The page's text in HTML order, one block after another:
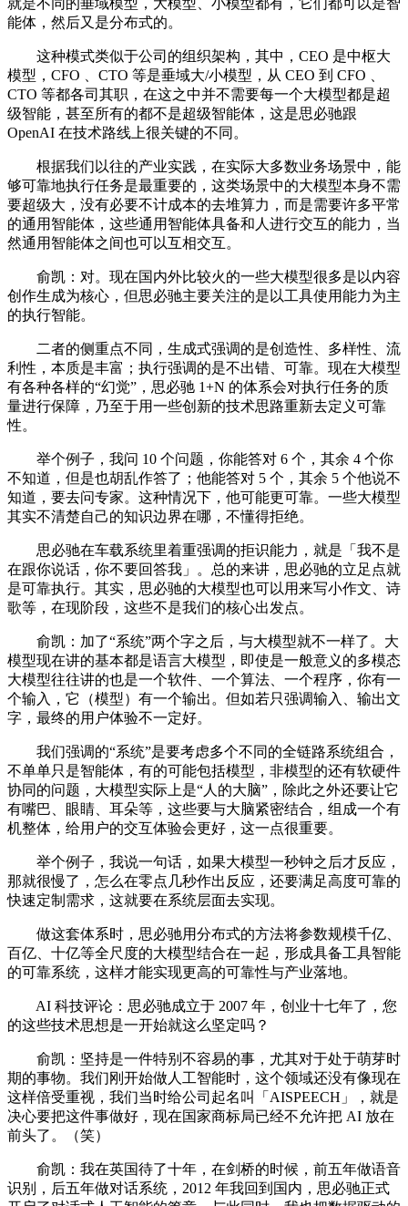
就是不同的垂域模型，大模型、小模型都有，它们都可以是智
能体，然后又是分布式的。
这种模式类似于公司的组织架构，其中，CEO 是中枢大
模型，CFO 、CTO 等是垂域大/小模型，从 CEO 到 CFO 、
CTO 等都各司其职，在这之中并不需要每一个大模型都是超
级智能，甚至所有的都不是超级智能体，这是思必驰跟
OpenAI 在技术路线上很关键的不同。
根据我们以往的产业实践，在实际大多数业务场景中，能
够可靠地执行任务是最重要的，这类场景中的大模型本身不需
要超级大，没有必要不计成本的去堆算力，而是需要许多平常
的通用智能体，这些通用智能体具备和人进行交互的能力，当
然通用智能体之间也可以互相交互。
俞凯：对。现在国内外比较火的一些大模型很多是以内容
创作生成为核心，但思必驰主要关注的是以工具使用能力为主
的执行智能。
二者的侧重点不同，生成式强调的是创造性、多样性、流
利性，本质是丰富；执行强调的是不出错、可靠。现在大模型
有各种各样的“幻觉”，思必驰 1+N 的体系会对执行任务的质
量进行保障，乃至于用一些创新的技术思路重新去定义可靠
性。
举个例子，我问 10 个问题，你能答对 6 个，其余 4 个你
不知道，但是也胡乱作答了；他能答对 5 个，其余 5 个他说不
知道，要去问专家。这种情况下，他可能更可靠。一些大模型
其实不清楚自己的知识边界在哪，不懂得拒绝。
思必驰在车载系统里着重强调的拒识能力，就是「我不是
在跟你说话，你不要回答我」。总的来讲，思必驰的立足点就
是可靠执行。其实，思必驰的大模型也可以用来写小作文、诗
歌等，在现阶段，这些不是我们的核心出发点。
俞凯：加了“系统”两个字之后，与大模型就不一样了。大
模型现在讲的基本都是语言大模型，即使是一般意义的多模态
大模型往往讲的也是一个软件、一个算法、一个程序，你有一
个输入，它（模型）有一个输出。但如若只强调输入、输出文
字，最终的用户体验不一定好。
我们强调的“系统”是要考虑多个不同的全链路系统组合，
不单单只是智能体，有的可能包括模型，非模型的还有软硬件
协同的问题，大模型实际上是“人的大脑”，除此之外还要让它
有嘴巴、眼睛、耳朵等，这些要与大脑紧密结合，组成一个有
机整体，给用户的交互体验会更好，这一点很重要。
举个例子，我说一句话，如果大模型一秒钟之后才反应，
那就很慢了，怎么在零点几秒作出反应，还要满足高度可靠的
快速定制需求，这就要在系统层面去实现。
做这套体系时，思必驰用分布式的方法将参数规模千亿、
百亿、十亿等全尺度的大模型结合在一起，形成具备工具智能
的可靠系统，这样才能实现更高的可靠性与产业落地。
AI 科技评论：思必驰成立于 2007 年，创业十七年了，您
的这些技术思想是一开始就这么坚定吗？
俞凯：坚持是一件特别不容易的事，尤其对于处于萌芽时
期的事物。我们刚开始做人工智能时，这个领域还没有像现在
这样倍受重视，我们当时给公司起名叫「AISPEECH」，就是
决心要把这件事做好，现在国家商标局已经不允许把 AI 放在
前头了。（笑）
俞凯：我在英国待了十年，在剑桥的时候，前五年做语音
识别，后五年做对话系统，2012 年我回到国内，思必驰正式